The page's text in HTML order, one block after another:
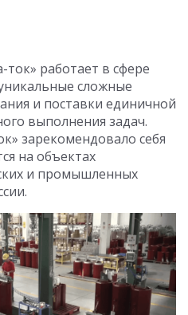
работает в сфере
сложные
и поставки единичной
выполнения задач.
зарекомендовало себя
на объектах
и промышленных